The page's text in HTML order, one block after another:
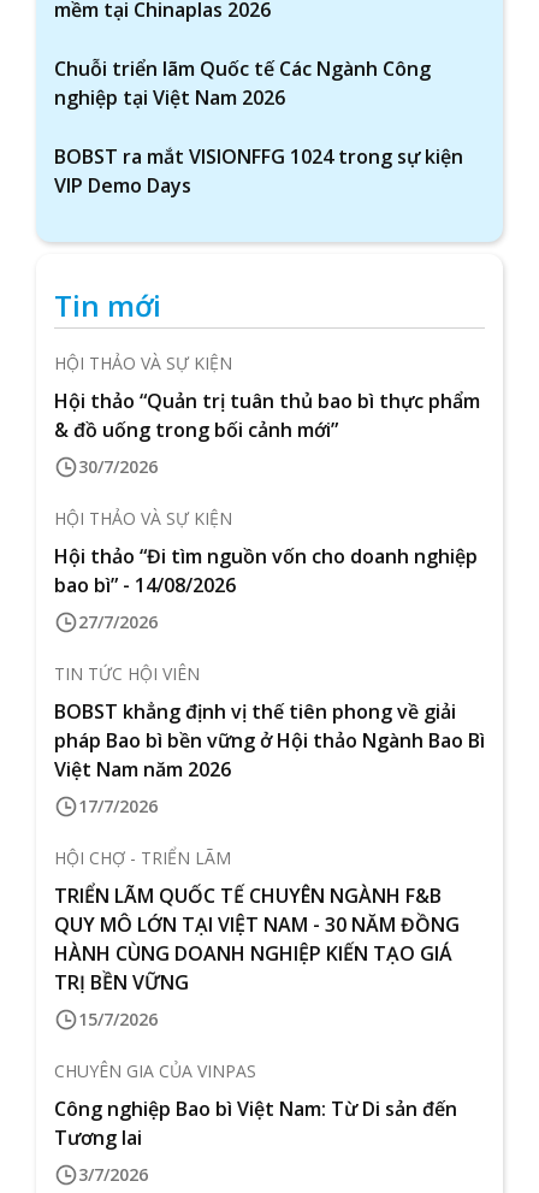
mềm tại Chinaplas 2026
Chuỗi triển lãm Quốc tế Các Ngành Công
nghiệp tại Việt Nam 2026
BOBST ra mắt VISIONFFG 1024 trong sự kiện
VIP Demo Days
Tin mới
HỘI THẢO VÀ SỰ KIỆN
Hội thảo “Quản trị tuân thủ bao bì thực phẩm
& đồ uống trong bối cảnh mới”
30/7/2026
HỘI THẢO VÀ SỰ KIỆN
Hội thảo “Đi tìm nguồn vốn cho doanh nghiệp
bao bì” - 14/08/2026
27/7/2026
TIN TỨC HỘI VIÊN
BOBST khẳng định vị thế tiên phong về giải
pháp Bao bì bền vững ở Hội thảo Ngành Bao Bì
Việt Nam năm 2026
17/7/2026
HỘI CHỢ - TRIỂN LÃM
TRIỂN LÃM QUỐC TẾ CHUYÊN NGÀNH F&B
QUY MÔ LỚN TẠI VIỆT NAM - 30 NĂM ĐỒNG
HÀNH CÙNG DOANH NGHIỆP KIẾN TẠO GIÁ
TRỊ BỀN VỮNG
15/7/2026
CHUYÊN GIA CỦA VINPAS
Công nghiệp Bao bì Việt Nam: Từ Di sản đến
Tương lai
3/7/2026